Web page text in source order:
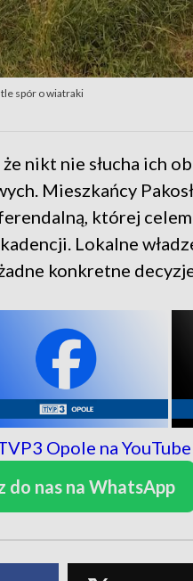
spór o wiatraki
nikt nie słucha ich
Mieszkańcy
której
Lokalne
konkretne
do nas na WhatsApp